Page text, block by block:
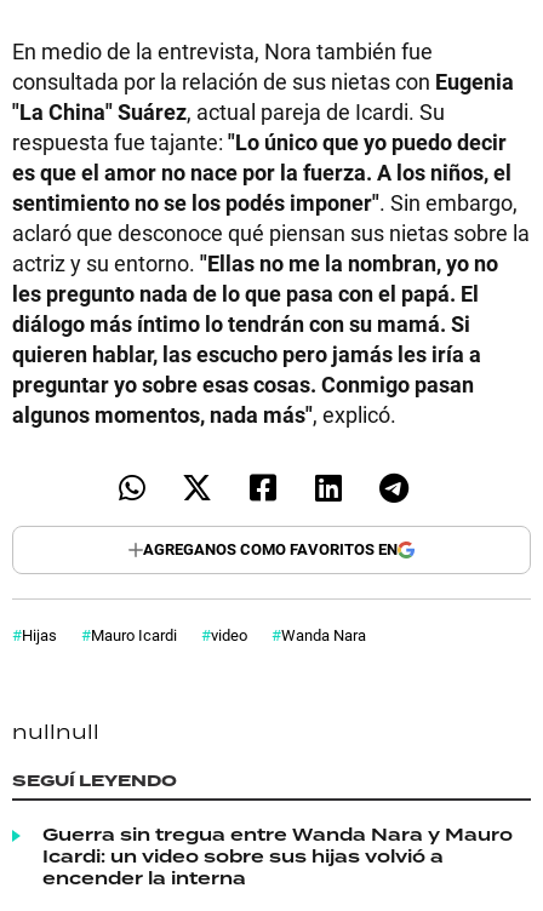
En medio de la entrevista, Nora también fue
consultada por la relación de sus nietas con Eugenia
"La China" Suárez, actual pareja de Icardi. Su
respuesta fue tajante: "Lo único que yo puedo decir
es que el amor no nace por la fuerza. A los niños, el
sentimiento no se los podés imponer". Sin embargo,
aclaró que desconoce qué piensan sus nietas sobre la
actriz y su entorno. "Ellas no me la nombran, yo no
les pregunto nada de lo que pasa con el papá. El
diálogo más íntimo lo tendrán con su mamá. Si
quieren hablar, las escucho pero jamás les iría a
preguntar yo sobre esas cosas. Conmigo pasan
algunos momentos, nada más", explicó.
AGREGANOS COMO FAVORITOS EN
Hijas Mauro Icardi video Wanda Nara
nullnull
SEGUÍ LEYENDO
Guerra sin tregua entre Wanda Nara y Mauro
Icardi: un video sobre sus hijas volvió a
encender la interna